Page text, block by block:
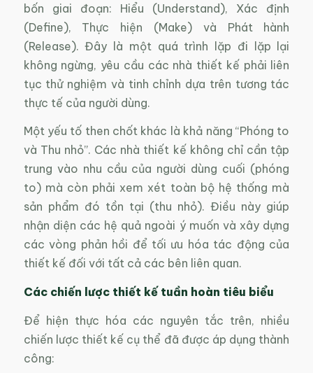
bốn giai đoạn: Hiểu (Understand), Xác định
(Define), Thực hiện (Make) và Phát hành
(Release). Đây là một quá trình lặp đi lặp lại
không ngừng, yêu cầu các nhà thiết kế phải liên
tục thử nghiệm và tinh chỉnh dựa trên tương tác
thực tế của người dùng.
Một yếu tố then chốt khác là khả năng “Phóng to
và Thu nhỏ”. Các nhà thiết kế không chỉ cần tập
trung vào nhu cầu của người dùng cuối (phóng
to) mà còn phải xem xét toàn bộ hệ thống mà
sản phẩm đó tồn tại (thu nhỏ). Điều này giúp
nhận diện các hệ quả ngoài ý muốn và xây dựng
các vòng phản hồi để tối ưu hóa tác động của
thiết kế đối với tất cả các bên liên quan.
Các chiến lược thiết kế tuần hoàn tiêu biểu
Để hiện thực hóa các nguyên tắc trên, nhiều
chiến lược thiết kế cụ thể đã được áp dụng thành
công: